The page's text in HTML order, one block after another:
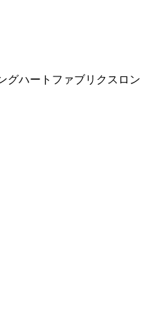
グハートファブリクスロン